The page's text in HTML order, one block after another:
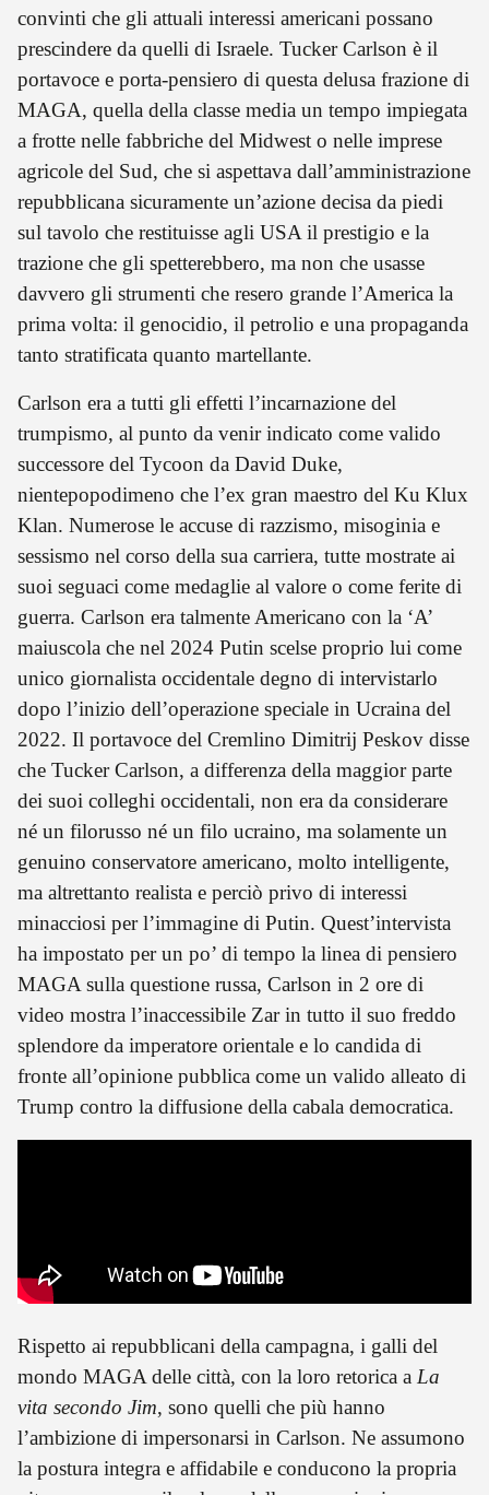
convinti che gli attuali interessi americani possano
prescindere da quelli di Israele. Tucker Carlson è il
portavoce e porta-pensiero di questa delusa frazione di
MAGA, quella della classe media un tempo impiegata
a frotte nelle fabbriche del Midwest o nelle imprese
agricole del Sud, che si aspettava dall’amministrazione
repubblicana sicuramente un’azione decisa da piedi
sul tavolo che restituisse agli USA il prestigio e la
trazione che gli spetterebbero, ma non che usasse
davvero gli strumenti che resero grande l’America la
prima volta: il genocidio, il petrolio e una propaganda
tanto stratificata quanto martellante.
Carlson era a tutti gli effetti l’incarnazione del
trumpismo, al punto da venir indicato come valido
successore del Tycoon da David Duke,
nientepopodimeno che l’ex gran maestro del Ku Klux
Klan. Numerose le accuse di razzismo, misoginia e
sessismo nel corso della sua carriera, tutte mostrate ai
suoi seguaci come medaglie al valore o come ferite di
guerra. Carlson era talmente Americano con la ‘A’
maiuscola che nel 2024 Putin scelse proprio lui come
unico giornalista occidentale degno di intervistarlo
dopo l’inizio dell’operazione speciale in Ucraina del
2022. Il portavoce del Cremlino Dimitrij Peskov disse
che Tucker Carlson, a differenza della maggior parte
dei suoi colleghi occidentali, non era da considerare
né un filorusso né un filo ucraino, ma solamente un
genuino conservatore americano, molto intelligente,
ma altrettanto realista e perciò privo di interessi
minacciosi per l’immagine di Putin. Quest’intervista
ha impostato per un po’ di tempo la linea di pensiero
MAGA sulla questione russa, Carlson in 2 ore di
video mostra l’inaccessibile Zar in tutto il suo freddo
splendore da imperatore orientale e lo candida di
fronte all’opinione pubblica come un valido alleato di
Trump contro la diffusione della cabala democratica.
Rispetto ai repubblicani della campagna, i galli del
mondo MAGA delle città, con la loro retorica a La
vita secondo Jim, sono quelli che più hanno
l’ambizione di impersonarsi in Carlson. Ne assumono
la postura integra e affidabile e conducono la propria